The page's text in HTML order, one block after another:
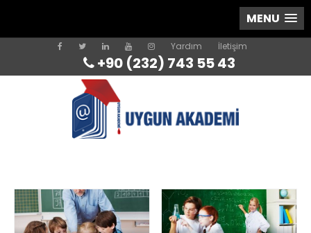
MENU
Yardım İletişim
+90 (232) 743 55 43